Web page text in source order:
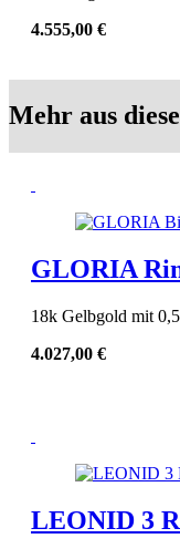
4.555,00 €
Mehr aus
GLORIA
18k Gelbgold mit
4.027,00 €
LEONID 3